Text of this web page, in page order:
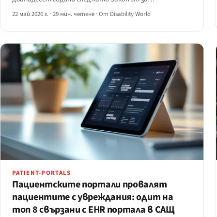
комуникациите и видеодостъпността на двадесет и
AAA конзолният бизнес беше въвлечен —
неравномерно, понякога неохотно.
22 май 2026 г. ·29 мин. четене ·От Disability World
PATIENT-PORTALS
Пациентските портали провалят
пациентите с увреждания: одит на
топ 8 свързани с EHR портала в САЩ